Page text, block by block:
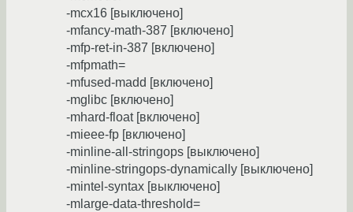
-mcx16 [выключено]
-mfancy-math-387 [включено]
-mfp-ret-in-387 [включено]
-mfpmath=
-mfused-madd [включено]
-mglibc [включено]
-mhard-float [включено]
-mieee-fp [включено]
-minline-all-stringops [выключено]
-minline-stringops-dynamically [выключено]
-mintel-syntax [выключено]
-mlarge-data-threshold=